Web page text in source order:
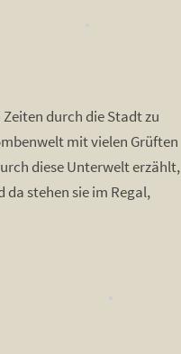
durch die Stadt zu
mit vielen Grüften
diese Unterwelt erzählt,
stehen sie im Regal,